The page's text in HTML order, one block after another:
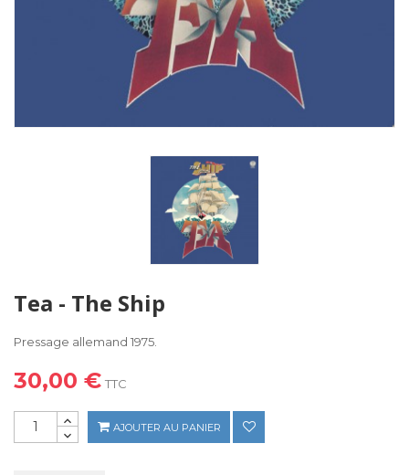
Tea - The Ship
Pressage allemand 1975.
30,00 € TTC
AJOUTER AU PANIER